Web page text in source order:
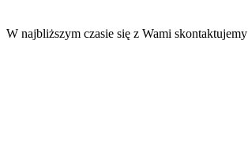
W najbliższym czasie się z Wami skontaktujemy